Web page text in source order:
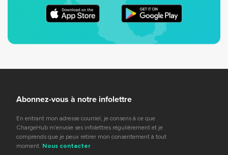
Abonnez-vous à notre infolettre
En entrant mon adresse courriel, je consens à ce que
ChargeHub m’envoie ses infolettres régulièrement et je
comprends que je peux retirer mon consentement à tout
moment. Nous contacter